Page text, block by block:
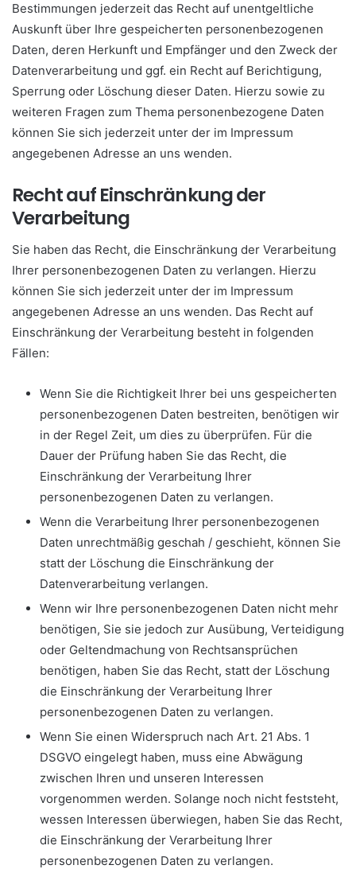
Bestimmungen jederzeit das Recht auf unentgeltliche
Auskunft über Ihre gespeicherten personenbezogenen
Daten, deren Herkunft und Empfänger und den Zweck der
Datenverarbeitung und ggf. ein Recht auf Berichtigung,
Sperrung oder Löschung dieser Daten. Hierzu sowie zu
weiteren Fragen zum Thema personenbezogene Daten
können Sie sich jederzeit unter der im Impressum
angegebenen Adresse an uns wenden.
Recht auf Einschränkung der
Verarbeitung
Sie haben das Recht, die Einschränkung der Verarbeitung
Ihrer personenbezogenen Daten zu verlangen. Hierzu
können Sie sich jederzeit unter der im Impressum
angegebenen Adresse an uns wenden. Das Recht auf
Einschränkung der Verarbeitung besteht in folgenden
Fällen:
Wenn Sie die Richtigkeit Ihrer bei uns gespeicherten
personenbezogenen Daten bestreiten, benötigen wir
in der Regel Zeit, um dies zu überprüfen. Für die
Dauer der Prüfung haben Sie das Recht, die
Einschränkung der Verarbeitung Ihrer
personenbezogenen Daten zu verlangen.
Wenn die Verarbeitung Ihrer personenbezogenen
Daten unrechtmäßig geschah / geschieht, können Sie
statt der Löschung die Einschränkung der
Datenverarbeitung verlangen.
Wenn wir Ihre personenbezogenen Daten nicht mehr
benötigen, Sie sie jedoch zur Ausübung, Verteidigung
oder Geltendmachung von Rechtsansprüchen
benötigen, haben Sie das Recht, statt der Löschung
die Einschränkung der Verarbeitung Ihrer
personenbezogenen Daten zu verlangen.
Wenn Sie einen Widerspruch nach Art. 21 Abs. 1
DSGVO eingelegt haben, muss eine Abwägung
zwischen Ihren und unseren Interessen
vorgenommen werden. Solange noch nicht feststeht,
wessen Interessen überwiegen, haben Sie das Recht,
die Einschränkung der Verarbeitung Ihrer
personenbezogenen Daten zu verlangen.